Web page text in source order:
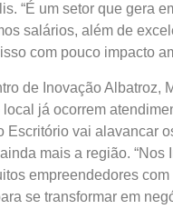
“É um setor que gera
salários, além de
com pouco impacto
de Inovação Albatroz,
já ocorrem
Escritório vai alavancar
mais a região. “Nos
empreendedores
se transformar em